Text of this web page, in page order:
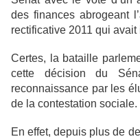
des finances abrogeant
rectificative 2011 qui avait
Certes, la bataille
cette décision du
reconnaissance par les
de la contestation sociale.
En effet, depuis plus de